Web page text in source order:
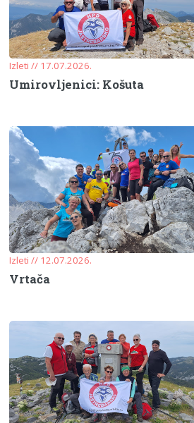
Izleti // 17.07.2026.
Umirovljenici: Košuta
Izleti // 12.07.2026.
Vrtača